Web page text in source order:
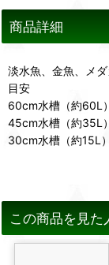
商品詳細
淡水魚、金魚、メ
目安
60cm水槽（約60L
45cm水槽（約35L
30cm水槽（約15L
この商品を見た